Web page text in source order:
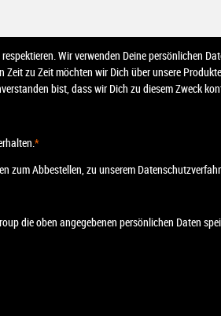
Wir verwenden Deine persönlichen
zu Zeit möchten wir Dich über unsere
bist, dass wir Dich zu diesem Zweck
*
zum Abbestellen, zu unserem
die oben angegebenen persönlichen Daten